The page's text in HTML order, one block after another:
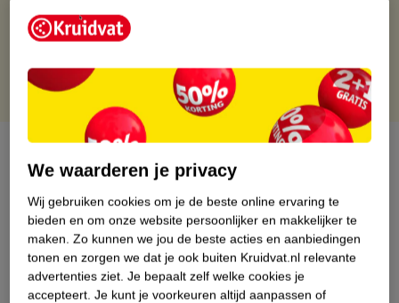
Gratis retourneren via verkooppartner.
Gratis punten met je Kruidvat kaart
Over dit product
Nature Impact Score
Dit product heeft (nog) geen Nature
Impact Score.
We waarderen je privacy
Wij gebruiken cookies om je de beste online ervaring te
bieden en om onze website persoonlijker en makkelijker te
maken. Zo kunnen we jou de beste acties en aanbiedingen
tonen en zorgen we dat je ook buiten Kruidvat.nl relevante
advertenties ziet. Je bepaalt zelf welke cookies je
accepteert. Je kunt je voorkeuren altijd aanpassen of